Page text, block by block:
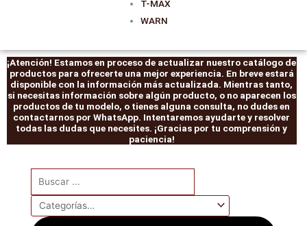
T-MAX
WARN
¡Atención! Estamos en proceso de actualizar nuestro catálogo de
productos para ofrecerte una mejor experiencia. En breve estará
disponible con la información más actualizada. Mientras tanto,
si necesitas información sobre algún producto, o no aparecen los
productos de tu modelo, o tienes alguna consulta, no dudes en
contactarnos por WhatsApp. Intentaremos ayudarte y resolver
todas las dudas que necesites. ¡Gracias por tu comprensión y
paciencia!
Search
...